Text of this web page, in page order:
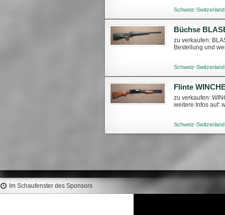
Schweiz-
zu verkaufen:
Bestellung und
Schweiz-
zu verkaufen:
weitere Infos auf:
Schweiz-
Im Schaufenster des Sponsors